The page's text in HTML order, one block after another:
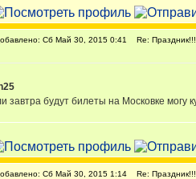
Сб Май 30, 2015 0:41 Re:
завтра будут билеты на Московке могу
Сб Май 30, 2015 1:14 Re: